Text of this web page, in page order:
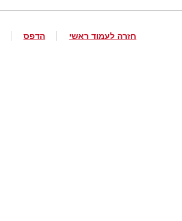
חזרה לעמוד ראשי הדפס